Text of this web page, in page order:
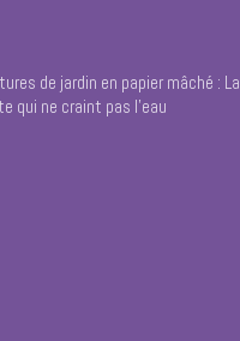
de jardin en papier mâché : La
qui ne craint pas l’eau